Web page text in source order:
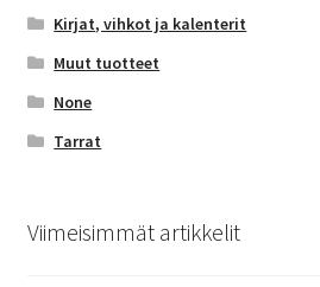
Kirjat, vihkot ja kalenterit
Muut tuotteet
None
Tarrat
Viimeisimmät artikkelit